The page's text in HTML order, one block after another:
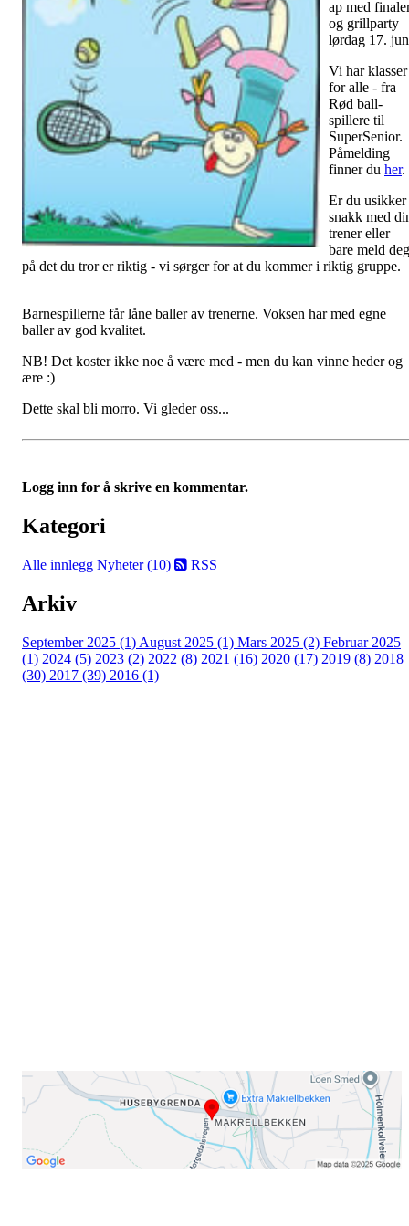
ap med
og grillparty
lørdag 17.
Vi har klasser
for alle - fra
Rød ball-
spillere til
SuperSenior.
Påmelding
finner du her.
Er du usikker
snakk med
trener eller
bare meld deg
på det du tror er riktig - vi sørger for at du kommer i riktig gruppe.
Barnespillerne får låne baller av trenerne. Voksen har med egne
baller av god kvalitet.
NB! Det koster ikke noe å være med - men du kan vinne heder og
ære :)
Dette skal bli morro. Vi gleder oss...
Logg inn for å skrive en kommentar.
Kategori
Alle innlegg Nyheter (10) RSS
Arkiv
September 2025 (1) August 2025 (1) Mars 2025 (2) Februar 2025
(1) 2024 (5) 2023 (2) 2022 (8) 2021 (16) 2020 (17) 2019 (8) 2018
(30) 2017 (39) 2016 (1)